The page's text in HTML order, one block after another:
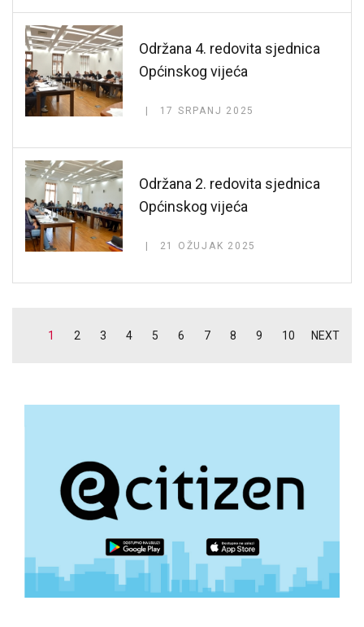
Održana 4. redovita sjednica
Općinskog vijeća
17 SRPANJ 2025
Održana 2. redovita sjednica
Općinskog vijeća
21 OŽUJAK 2025
1 2 3 4 5 6 7 8 9 10 NEXT